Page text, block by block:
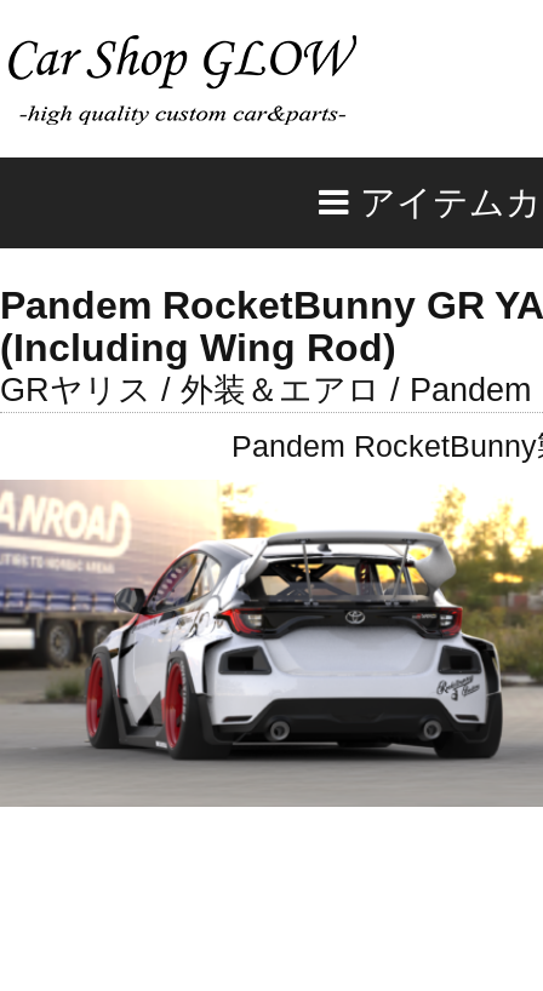
アイテム
Pandem RocketBunny GR
(Including Wing Rod)
GRヤリス / 外装＆エアロ / Pandem
Pandem